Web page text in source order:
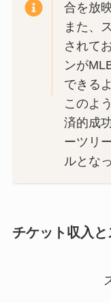
合を放
また、
されて
ンが
できる
このよ
済的成
ーツリ
ルとな
チケット収入と